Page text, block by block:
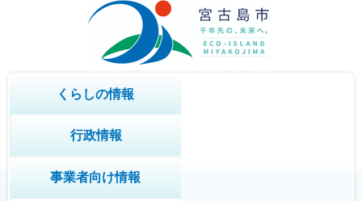
くらしの情報
行政情報
事業者向け情報